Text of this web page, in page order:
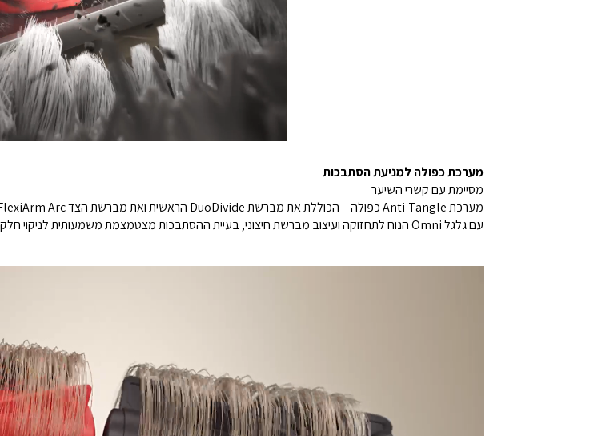
מערכת כפולה למניעת הסתבכות
מסיימת עם קשרי השיער
עם גלגל Omni הנוח לתחזוקה ועיצוב מברשת חיצוני, בעיית ההסתבכות מצטמצמת משמעותית לניקוי חלק ויעיל בכל פעם.